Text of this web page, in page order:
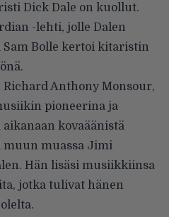
Dick Dale on kuollut.
-lehti, jolle Dalen
Sam Bolle kertoi kitaristin
Anthony Monsour,
pioneerina ja
kovaäänistä
muassa Jimi
Hän lisäsi musiikkiinsa
jotka tulivat hänen